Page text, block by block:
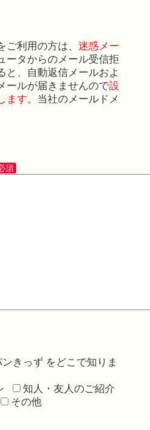
利用の方は、 迷惑メー
ータからのメール受信拒
と、自動返信メールおよ
ールが届きませんので設
す。 当社のメールドメ
須
きっず をどこで知りま
知人・友人のご紹介
その他